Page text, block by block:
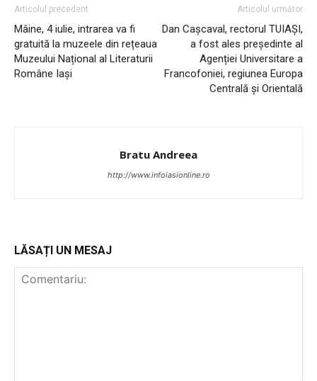
Utile
Articolul precedent
Mâine, 4 iulie, intrarea va fi
gratuită la muzeele din rețeaua
Muzeului Național al Literaturii
Române Iași
Articolul următor
Dan Cașcaval, rectorul TUIAȘI,
a fost ales președinte al
Agenției Universitare a
Francofoniei, regiunea Europa
Centrală și Orientală
Bratu Andreea
http://www.infoiasionline.ro
LĂSAȚI UN MESAJ